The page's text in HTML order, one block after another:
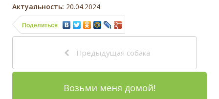
Актуальность: 20.04.2024
Поделиться
Предыдущая собака
Возьми меня домой!